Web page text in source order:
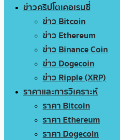
ข่าวคริปโตเคอเรนซี่
ข่าว Bitcoin
ข่าว Ethereum
ข่าว Binance Coin
ข่าว Dogecoin
ข่าว Ripple (XRP)
ราคาและการวิเคราะห์
ราคา Bitcoin
ราคา Ethereum
ราคา Dogecoin